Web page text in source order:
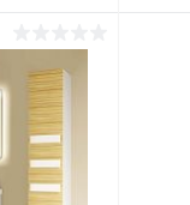
Сравнение
Под заказ